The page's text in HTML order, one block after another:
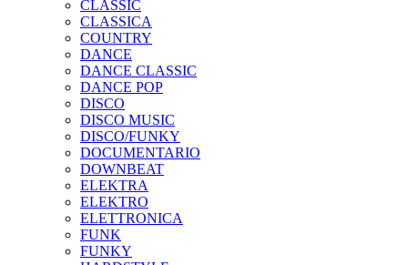
CLASSIC
CLASSICA
COUNTRY
DANCE
DANCE CLASSIC
DANCE POP
DISCO
DISCO MUSIC
DISCO/FUNKY
DOCUMENTARIO
DOWNBEAT
ELEKTRA
ELEKTRO
ELETTRONICA
FUNK
FUNKY